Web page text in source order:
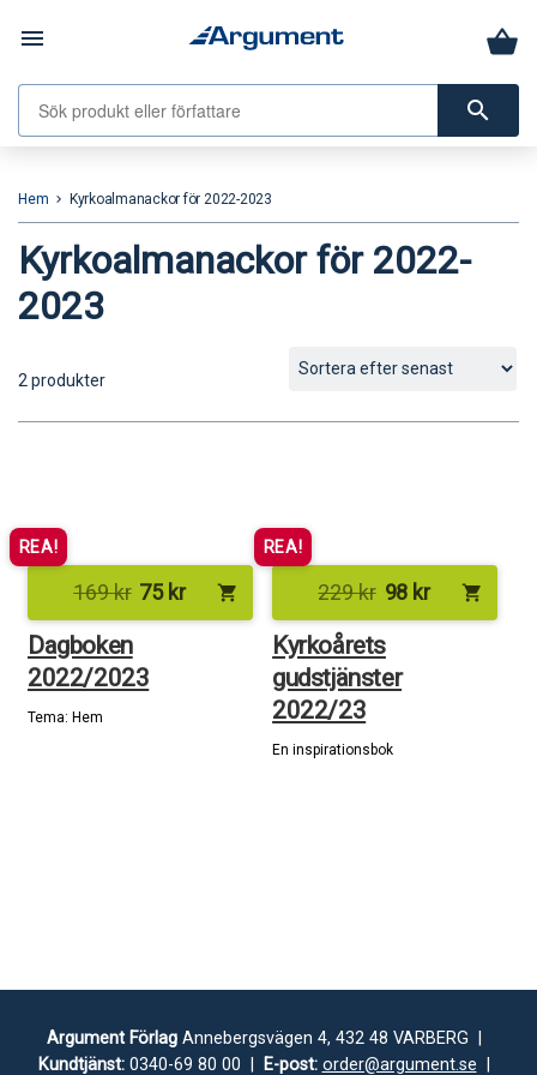
menu
search
Hem keyboard_arrow_right Kyrkoalmanackor för 2022-2023
Kyrkoalmanackor för 2022-
2023
2 produkter
REA!
169kr 75kr shopping_cart
Dagboken
2022/2023
Tema: Hem
REA!
229kr 98 kr shopping_cart
Kyrkoårets
gudstjänster
2022/23
En inspirationsbok
Argument FörlagAnnebergsvägen 4, 432 48 VARBERG |
Kundtjänst:0340-69 80 00 | E-post: order@argument.se